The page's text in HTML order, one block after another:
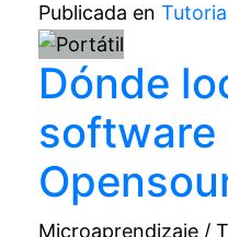
Publicada en
Dónde
software
Microaprendizaje /